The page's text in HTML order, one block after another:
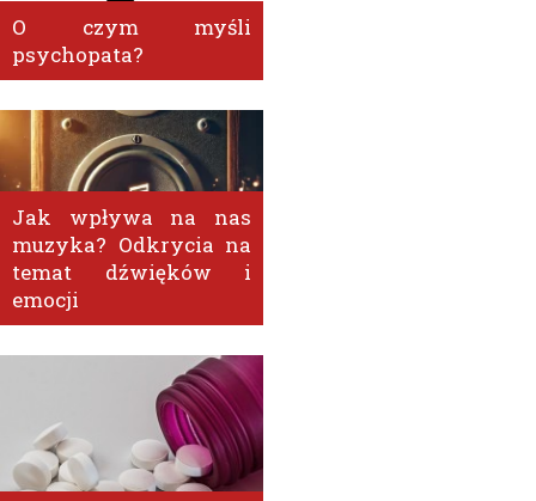
O czym myśli
psychopata?
Jak wpływa na nas
muzyka? Odkrycia na
temat dźwięków i
emocji